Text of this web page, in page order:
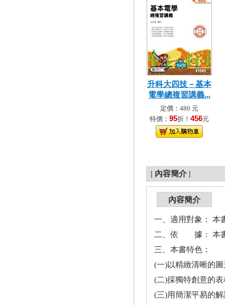
升科大四技－基本
電學總複習講義...
定價：480 元
特價： 95折！ 456元
| 內容簡介 |
內容簡介
一、適用對象： 本
二、依 據： 本書
三、本書特色：
(一)以精緻清晰的
(二)採獨特創意的
(三)用簡潔平易的